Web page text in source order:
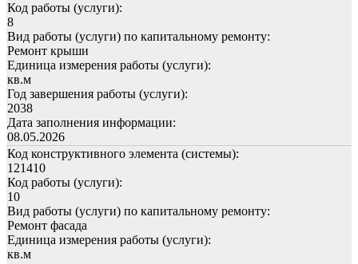
Код работы (услуги):
8
Вид работы (услуги) по капитальному ремонту:
Ремонт крыши
Единица измерения работы (услуги):
кв.м
Год завершения работы (услуги):
2038
Дата заполнения информации:
08.05.2026
Код конструктивного элемента (системы):
121410
Код работы (услуги):
10
Вид работы (услуги) по капитальному ремонту:
Ремонт фасада
Единица измерения работы (услуги):
кв.м